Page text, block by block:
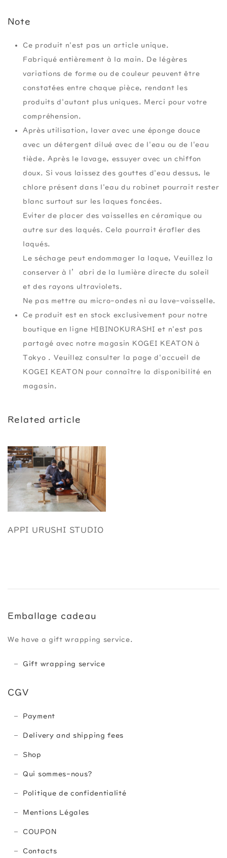
Note
Ce produit n'est pas un article unique.
Fabriqué entièrement à la main. De légères
variations de forme ou de couleur peuvent être
constatées entre chaque pièce, rendant les
produits d'autant plus uniques. Merci pour votre
compréhension.
Après utilisation, laver avec une éponge douce
avec un détergent dilué avec de l'eau ou de l'eau
tiède. Après le lavage, essuyer avec un chiffon
doux. Si vous laissez des gouttes d'eau dessus, le
chlore présent dans l'eau du robinet pourrait rester
blanc surtout sur les laques foncées.
Eviter de placer des vaisselles en céramique ou
autre sur des laqués. Cela pourrait érafler des
laqués.
Le séchage peut endommager la laque, Veuillez la
conserver à l’abri de la lumière directe du soleil
et des rayons ultraviolets.
Ne pas mettre au micro-ondes ni au lave-vaisselle.
Ce produit est en stock exclusivement pour notre
boutique en ligne HIBINOKURASHI et n'est pas
partagé avec notre magasin KOGEI KEATON à
Tokyo . Veuillez consulter la page d'accueil de
KOGEI KEATON pour connaître la disponibilité en
magasin.
Related article
APPI URUSHI STUDIO
Emballage cadeau
We have a gift wrapping service.
Gift wrapping service
CGV
Payment
Delivery and shipping fees
Shop
Qui sommes-nous?
Politique de confidentialité
Mentions Légales
COUPON
Contacts